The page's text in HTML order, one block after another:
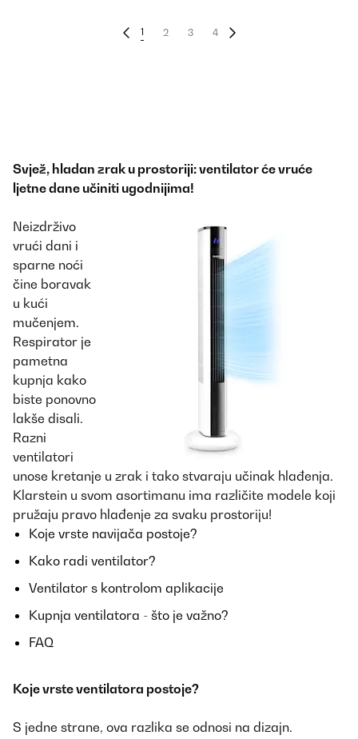
1 2 3 4
Svjež, hladan zrak u prostoriji: ventilator će vruće
ljetne dane učiniti ugodnijima!
Neizdrživo
vrući dani i
sparne noći
čine boravak
u kući
mučenjem.
Respirator je
pametna
kupnja kako
biste ponovno
lakše disali.
Razni
ventilatori
unose kretanje u zrak i tako stvaraju učinak hlađenja.
Klarstein u svom asortimanu ima različite modele koji
pružaju pravo hlađenje za svaku prostoriju!
Koje vrste navijača postoje?
Kako radi ventilator?
Ventilator s kontrolom aplikacije
Kupnja ventilatora - što je važno?
FAQ
Koje vrste ventilatora postoje?
S jedne strane, ova razlika se odnosi na dizajn.